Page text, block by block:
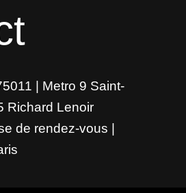
| Metro 9 Saint-
Richard Lenoir
de rendez-vous |